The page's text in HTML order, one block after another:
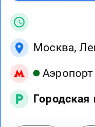
Москва,
Аэропорт
Городская